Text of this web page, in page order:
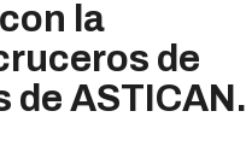
la
de
de ASTICAN.